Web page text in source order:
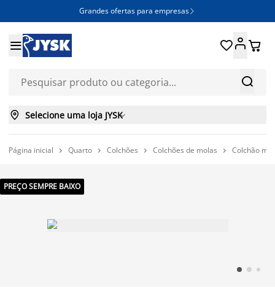
Grandes ofertas para empresas 


 
 Selecione uma loja JYSK
Página inicial  Quarto  Colchões  Colchões de molas  Colchão
PREÇO SEMPRE BAIXO